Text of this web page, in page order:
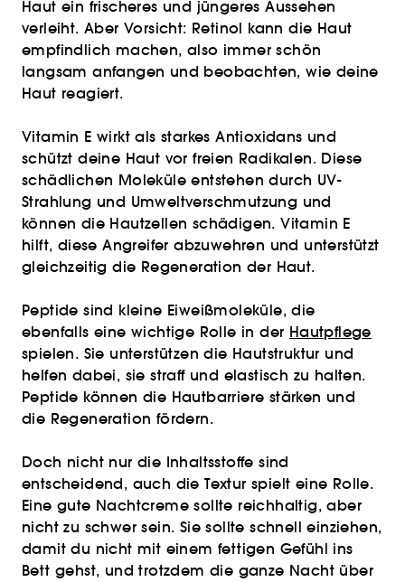
Haut ein frischeres und jüngeres Aussehen
verleiht. Aber Vorsicht: Retinol kann die Haut
empfindlich machen, also immer schön
langsam anfangen und beobachten, wie deine
Haut reagiert.
Vitamin E wirkt als starkes Antioxidans und
schützt deine Haut vor freien Radikalen. Diese
schädlichen Moleküle entstehen durch UV-
Strahlung und Umweltverschmutzung und
können die Hautzellen schädigen. Vitamin E
hilft, diese Angreifer abzuwehren und unterstützt
gleichzeitig die Regeneration der Haut.
Peptide sind kleine Eiweißmoleküle, die
ebenfalls eine wichtige Rolle in der Hautpflege
spielen. Sie unterstützen die Hautstruktur und
helfen dabei, sie straff und elastisch zu halten.
Peptide können die Hautbarriere stärken und
die Regeneration fördern.
Doch nicht nur die Inhaltsstoffe sind
entscheidend, auch die Textur spielt eine Rolle.
Eine gute Nachtcreme sollte reichhaltig, aber
nicht zu schwer sein. Sie sollte schnell einziehen,
damit du nicht mit einem fettigen Gefühl ins
Bett gehst, und trotzdem die ganze Nacht über